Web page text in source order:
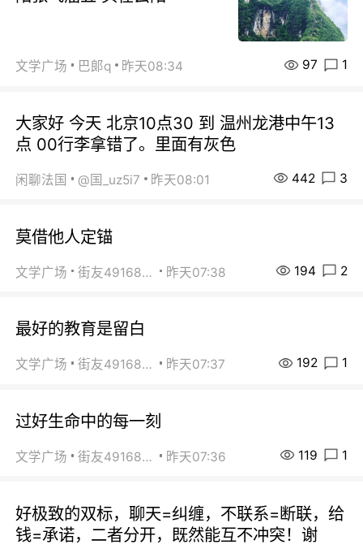
文学广场 巴郞q 昨天08:34 97 1
大家好 今天 北京10点30 到 温州龙港中午13
点 00行李拿错了。里面有灰色
闲聊法国 @国_uz5i7 昨天08:01 442 3
莫借他人定锚
文学广场 街友49168527 昨天07:38 194 2
最好的教育是留白
文学广场 街友49168527 昨天07:37 192 1
过好生命中的每一刻
文学广场 街友49168527 昨天07:36 119 1
好极致的双标，聊天=纠缠，不联系=断联，给
钱=承诺，二者分开，既然能互不冲突！谢